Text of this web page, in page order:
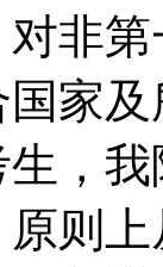
非
家
，
则